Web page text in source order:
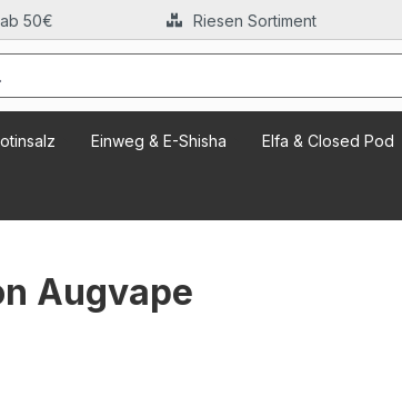
50€ Riesen Sortiment
Einweg & E-Shisha Elfa & Closed Pod
Augvape